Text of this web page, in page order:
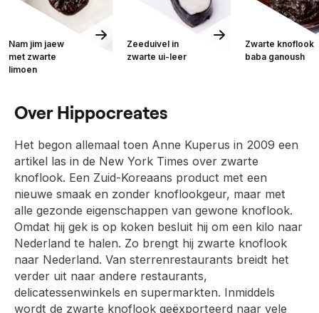
Nam jim jaew
met zwarte
limoen
Zeeduivel in
zwarte ui-leer
Zwarte knoflook
baba ganoush
Over Hippocreates
Het begon allemaal toen Anne Kuperus in 2009 een
artikel las in de New York Times over zwarte
knoflook. Een Zuid-Koreaans product met een
nieuwe smaak en zonder knoflookgeur, maar met
alle gezonde eigenschappen van gewone knoflook.
Omdat hij gek is op koken besluit hij om een kilo naar
Nederland te halen. Zo brengt hij zwarte knoflook
naar Nederland. Van sterrenrestaurants breidt het
verder uit naar andere restaurants,
delicatessenwinkels en supermarkten. Inmiddels
wordt de zwarte knoflook geëxporteerd naar vele